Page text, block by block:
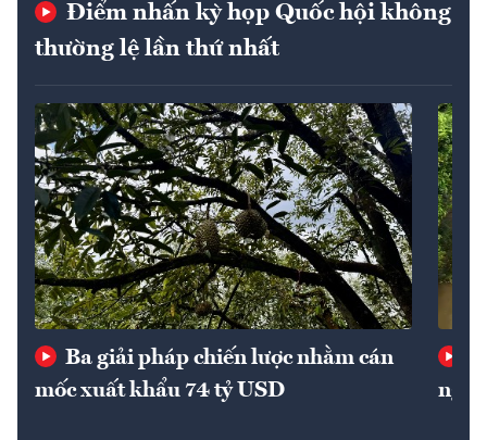
Điểm nhấn kỳ họp Quốc hội không
thường lệ lần thứ nhất
Ba giải pháp chiến lược nhằm cán
mốc xuất khẩu 74 tỷ USD